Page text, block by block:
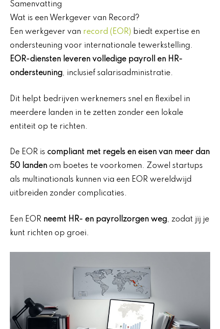
Samenvatting
Wat is een Werkgever van Record?
Een werkgever van record (EOR) biedt expertise en
ondersteuning voor internationale tewerkstelling.
EOR-diensten leveren volledige payroll en HR-
ondersteuning, inclusief salarisadministratie.
Dit helpt bedrijven werknemers snel en flexibel in
meerdere landen in te zetten zonder een lokale
entiteit op te richten.
De EOR is compliant met regels en eisen van meer dan
50 landen om boetes te voorkomen. Zowel startups
als multinationals kunnen via een EOR wereldwijd
uitbreiden zonder complicaties.
Een EOR neemt HR- en payrollzorgen weg, zodat jij je
kunt richten op groei.